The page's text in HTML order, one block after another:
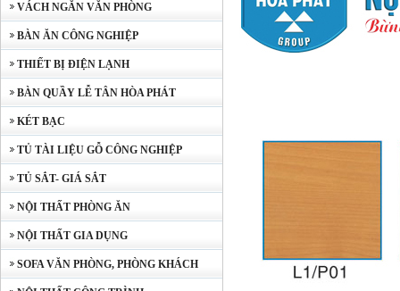
VÁCH NGĂN VĂN PHÒNG
BÀN ĂN CÔNG NGHIỆP
THIẾT BỊ ĐIỆN LẠNH
BÀN QUẦY LỄ TÂN HÒA PHÁT
KÉT BẠC
TỦ TÀI LIỆU GỖ CÔNG NGHIỆP
TỦ SẮT- GIÁ SẮT
NỘI THẤT PHÒNG ĂN
NỘI THẤT GIA DỤNG
SOFA VĂN PHÒNG, PHÒNG KHÁCH